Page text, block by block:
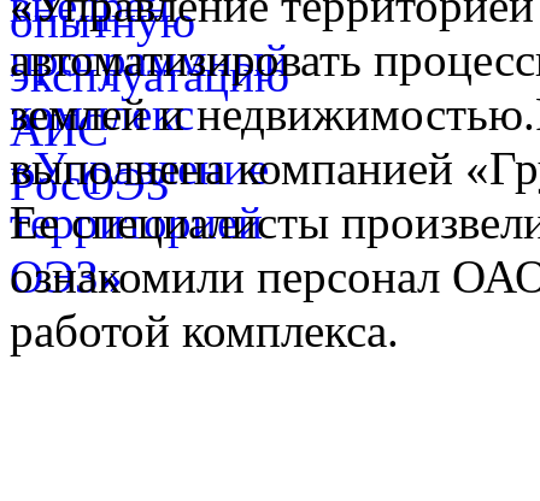
автоматизировать
землей и
выполнена компанией
Ее специалисты
ознакомили персонал
работой комплекса.